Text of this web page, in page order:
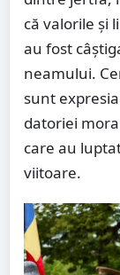
că valorile și
au fost
neamului.
sunt
datoriei
care au
viitoare.